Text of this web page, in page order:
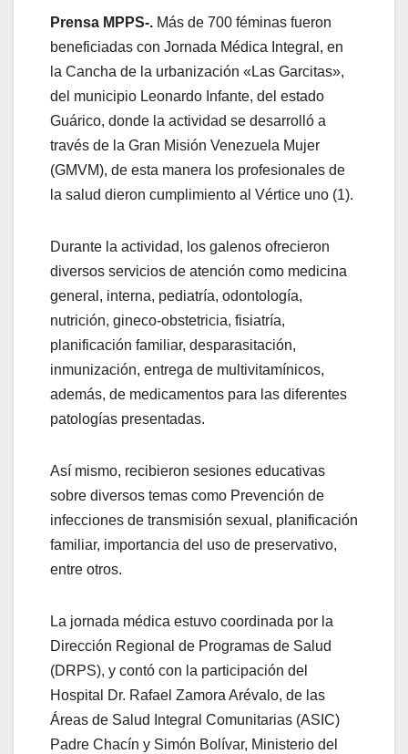
Prensa MPPS-. Más de 700 féminas fueron
beneficiadas con Jornada Médica Integral, en
la Cancha de la urbanización «Las Garcitas»,
del municipio Leonardo Infante, del estado
Guárico, donde la actividad se desarrolló a
través de la Gran Misión Venezuela Mujer
(GMVM), de esta manera los profesionales de
la salud dieron cumplimiento al Vértice uno (1).
Durante la actividad, los galenos ofrecieron
diversos servicios de atención como medicina
general, interna, pediatría, odontología,
nutrición, gineco-obstetricia, fisiatría,
planificación familiar, desparasitación,
inmunización, entrega de multivitamínicos,
además, de medicamentos para las diferentes
patologías presentadas.
Así mismo, recibieron sesiones educativas
sobre diversos temas como Prevención de
infecciones de transmisión sexual, planificación
familiar, importancia del uso de preservativo,
entre otros.
La jornada médica estuvo coordinada por la
Dirección Regional de Programas de Salud
(DRPS), y contó con la participación del
Hospital Dr. Rafael Zamora Arévalo, de las
Áreas de Salud Integral Comunitarias (ASIC)
Padre Chacín y Simón Bolívar, Ministerio del